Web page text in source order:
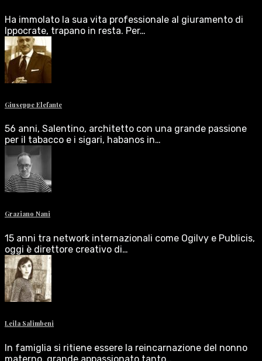
Ha immolato la sua vita professionale al giuramento di
Ippocrate, trapano in resta. Per…
Giuseppe Elefante
56 anni, Salentino, architetto con una grande passione
per il tabacco e i sigari, habanos in…
Graziano Nani
15 anni tra network internazionali come Ogilvy e Publicis,
oggi è direttore creativo di…
Leila Salimbeni
In famiglia si ritiene essere la reincarnazione del nonno